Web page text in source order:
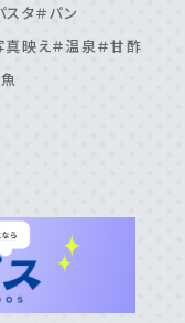
スタ＃パン
真映え＃温泉＃甘酢